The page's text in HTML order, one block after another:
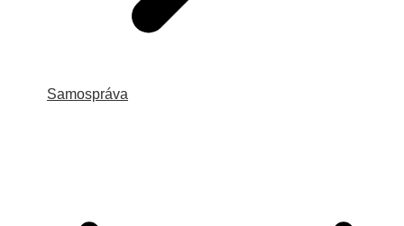
Samospráva